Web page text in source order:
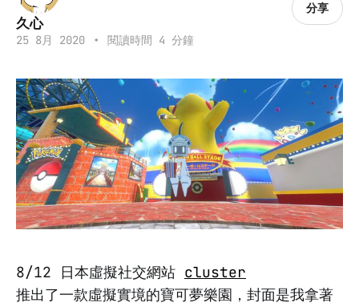
久心
25 8月 2020 • 閱讀時間 4 分鐘
分享
8/12 日本虛擬社交網站 cluster
推出了一款虛擬實境的寶可夢樂園，封面是我拿著